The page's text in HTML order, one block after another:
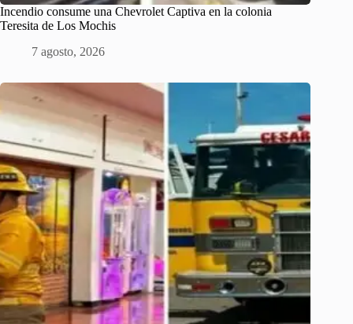
Incendio consume una Chevrolet Captiva en la colonia
Teresita de Los Mochis
7 agosto, 2026